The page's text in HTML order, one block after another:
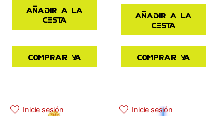
Añadir a la
cesta
Comprar ya
Añadir a la
cesta
Comprar ya
Inicie sesión Inicie sesión